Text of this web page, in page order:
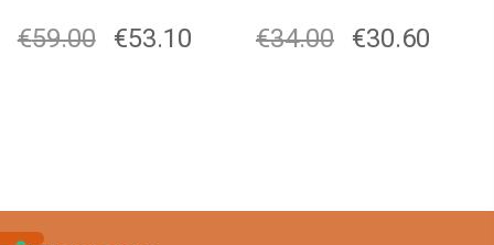
€59.00 €53.10 €34.00 €30.60